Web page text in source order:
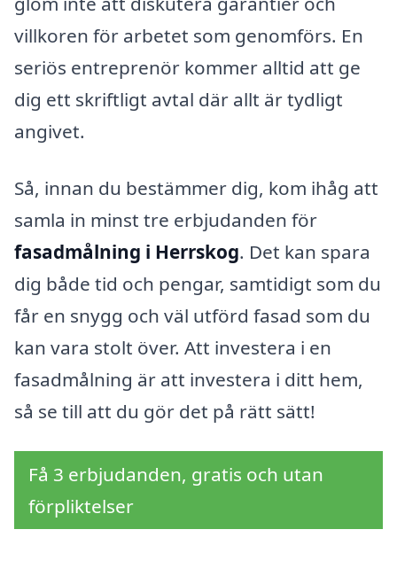
villkoren för arbetet som genomförs. En
seriös entreprenör kommer alltid att ge
dig ett skriftligt avtal där allt är tydligt
angivet.
Så, innan du bestämmer dig, kom ihåg att
samla in minst tre erbjudanden för
fasadmålning i Herrskog. Det kan spara
dig både tid och pengar, samtidigt som du
får en snygg och väl utförd fasad som du
kan vara stolt över. Att investera i en
fasadmålning är att investera i ditt hem,
så se till att du gör det på rätt sätt!
Få 3 erbjudanden, gratis och utan
förpliktelser